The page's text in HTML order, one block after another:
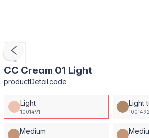
CC Cream 01 Light
productDetail.code
Light
1001491
Light
1001492
Medium